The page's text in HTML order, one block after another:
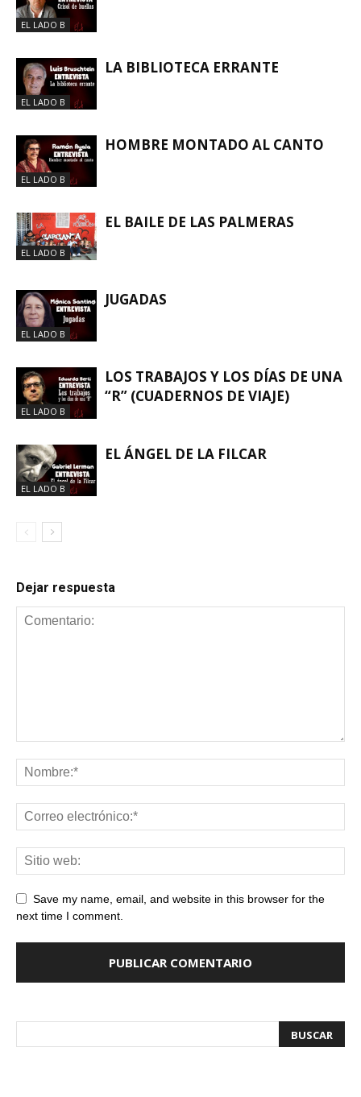
EL LADO B
EL LADO B
LA BIBLIOTECA ERRANTE
EL LADO B
HOMBRE MONTADO AL CANTO
EL LADO B
EL BAILE DE LAS PALMERAS
EL LADO B
JUGADAS
EL LADO B
LOS TRABAJOS Y LOS DÍAS DE UNA
“R” (CUADERNOS DE VIAJE)
EL LADO B
EL ÁNGEL DE LA FILCAR
Dejar respuesta
Save my name, email, and website in this browser for the
next time I comment.